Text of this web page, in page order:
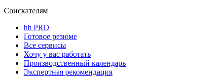
Соискателям
hh PRO
Готовое резюме
Все сервисы
Хочу у вас работать
Производственный календарь
Экспертная рекомендация